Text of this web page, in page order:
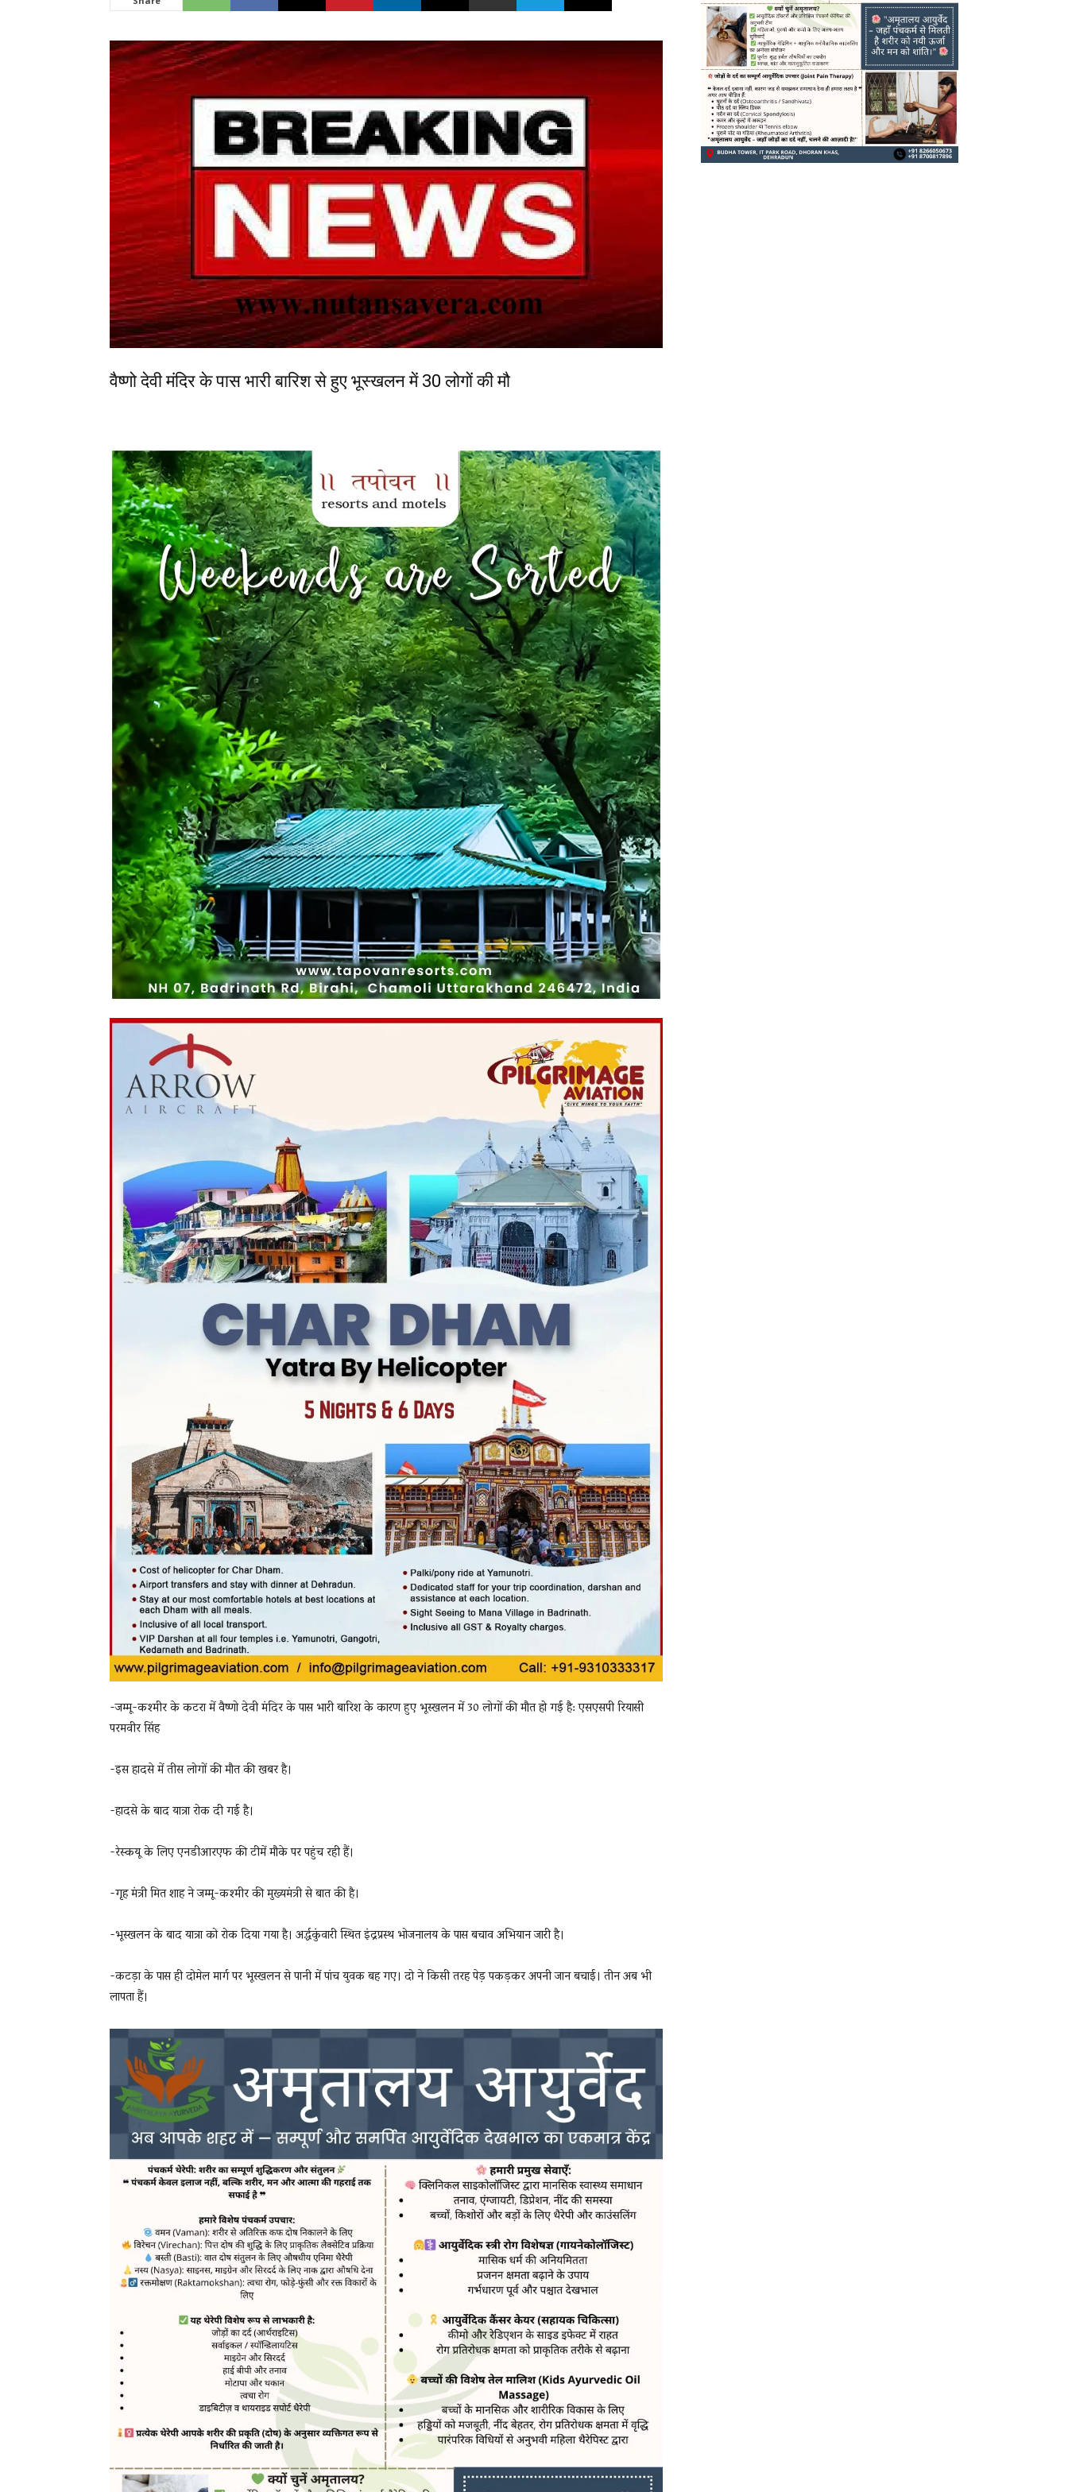
News
LIVE
वैष्णो देवी मंदिर के पास भारी बारिश से हुए भूस्खलन में 30 लोगों की मौ
-जम्मू-कश्मीर के कटरा में वैष्णो देवी मंदिर के पास भारी बारिश के कारण हुए भूस्खलन में 30 लोगों की मौत हो गई है: एसएसपी रियासी
परमवीर सिंह
-इस हादसे में तीस लोगों की मौत की खबर है।
-हादसे के बाद यात्रा रोक दी गई है।
-रेस्कयू के लिए एनडीआरएफ की टीमें मौके पर पहुंच रही हैं।
-गृह मंत्री मित शाह ने जम्मू-कश्मीर की मुख्यमंत्री से बात की है।
-भूस्खलन के बाद यात्रा को रोक दिया गया है। अर्द्धकुंवारी स्थित इंद्रप्रस्थ भोजनालय के पास बचाव अभियान जारी है।
-कटड़ा के पास ही दोमेल मार्ग पर भूस्खलन से पानी में पांच युवक बह गए। दो ने किसी तरह पेड़ पकड़कर अपनी जान बचाई। तीन अब भी
लापता हैं।